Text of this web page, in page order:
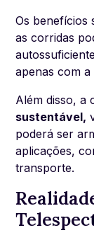
Os benefícios
as corridas
apenas com a
Além disso, a
sustentável,
poderá ser
aplicações,
transporte.